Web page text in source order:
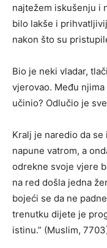
najtežem iskušenju i
bilo lakše i
nakon što su
Bio je neki vladar,
vjerovao. Među
učinio? Odlučio je
Kralj je naredio da
napune vatrom, a
odrekne svoje vjere
na red došla jedna
bojeći se da ne
trenutku dijete je
istinu.” (Muslim,